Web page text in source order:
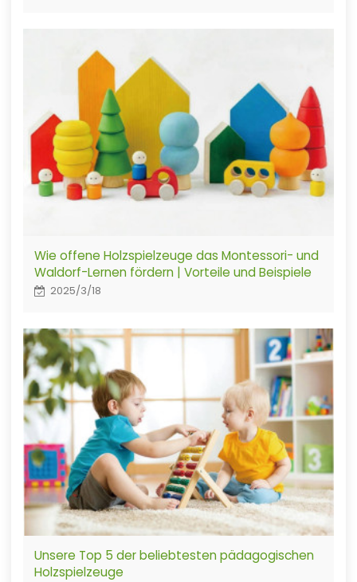
Wie offene Holzspielzeuge das Montessori- und
Waldorf-Lernen fördern | Vorteile und Beispiele
2025/3/18
Unsere Top 5 der beliebtesten pädagogischen
Holzspielzeuge